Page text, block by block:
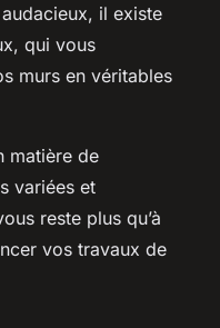
il existe
qui vous
murs en véritables
matière de
variées et
reste plus qu’à
vos travaux de